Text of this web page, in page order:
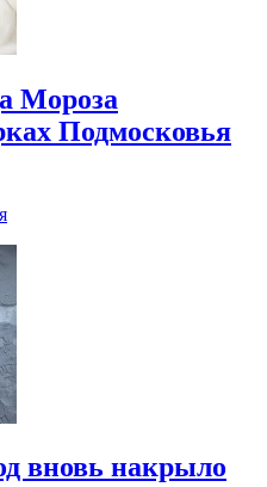
Мороза
Подмосковья
вновь накрыло